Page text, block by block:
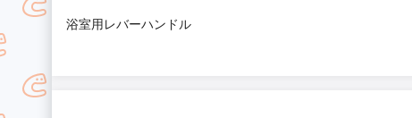
浴室用レバーハンドル